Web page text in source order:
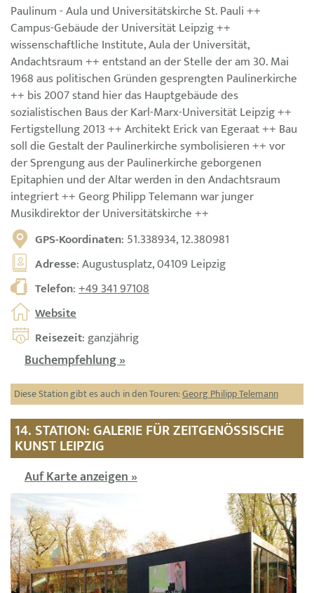
Paulinum - Aula und Universitätskirche St. Pauli ++
Campus-Gebäude der Universität Leipzig ++
wissenschaftliche Institute, Aula der Universität,
Andachtsraum ++ entstand an der Stelle der am 30. Mai
1968 aus politischen Gründen gesprengten Paulinerkirche
++ bis 2007 stand hier das Hauptgebäude des
sozialistischen Baus der Karl-Marx-Universität Leipzig ++
Fertigstellung 2013 ++ Architekt Erick van Egeraat ++ Bau
soll die Gestalt der Paulinerkirche symbolisieren ++ vor
der Sprengung aus der Paulinerkirche geborgenen
Epitaphien und der Altar werden in den Andachtsraum
integriert ++ Georg Philipp Telemann war junger
Musikdirektor der Universitätskirche ++
GPS-Koordinaten: 51.338934, 12.380981
Adresse: Augustusplatz, 04109 Leipzig
Telefon:+49 341 97108
Website
Reisezeit: ganzjährig
Buchempfehlung »
Diese Station gibt es auch in den Touren:Georg Philipp Telemann
14. STATION: GALERIE FÜR ZEITGENÖSSISCHE
KUNST LEIPZIG
Auf Karte anzeigen »